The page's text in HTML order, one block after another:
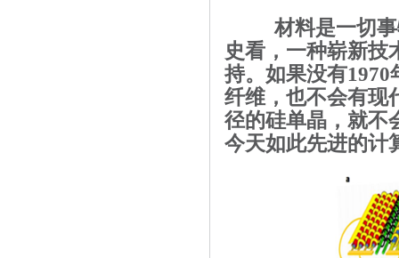
材料是一切
史看，一种崭新技
持。如果没有1970
纤维，也不会有现
径的硅单晶，就不
今天如此先进的计